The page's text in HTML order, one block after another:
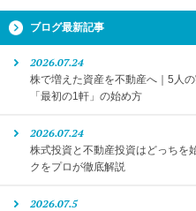
ブログ最新記事
2026.07.24
株で増えた資産を不動産へ｜5人
「最初の1軒」の始め方
2026.07.24
株式投資と不動産投資はどっちを
クをプロが徹底解説
2026.07.5